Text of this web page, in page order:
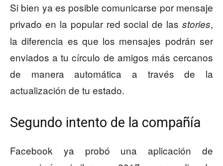
Si bien ya es posible comunicarse por mensaje
privado en la popular red social de las stories,
la diferencia es que los mensajes podrán ser
enviados a tu círculo de amigos más cercanos
de manera automática a través de la
actualización de tu estado.
Segundo intento de la compañía
Facebook ya probó una aplicación de